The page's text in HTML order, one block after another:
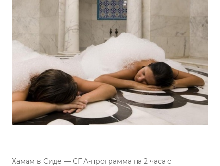
Хамам в Сиде — СПА-программа на 2 часа с